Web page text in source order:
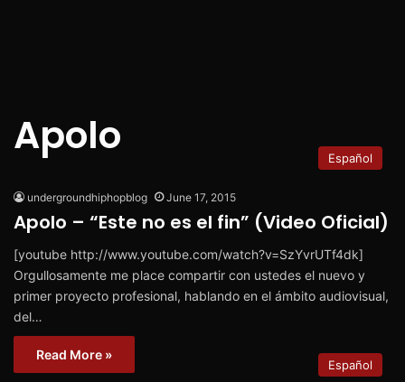
Apolo Español
undergroundhiphopblog June 17, 2015
Apolo – “Este no es el fin” (Video Oficial)
[youtube http://www.youtube.com/watch?v=SzYvrUTf4dk]
Orgullosamente me place compartir con ustedes el nuevo y
primer proyecto profesional, hablando en el ámbito audiovisual,
del…
Read More »
Español